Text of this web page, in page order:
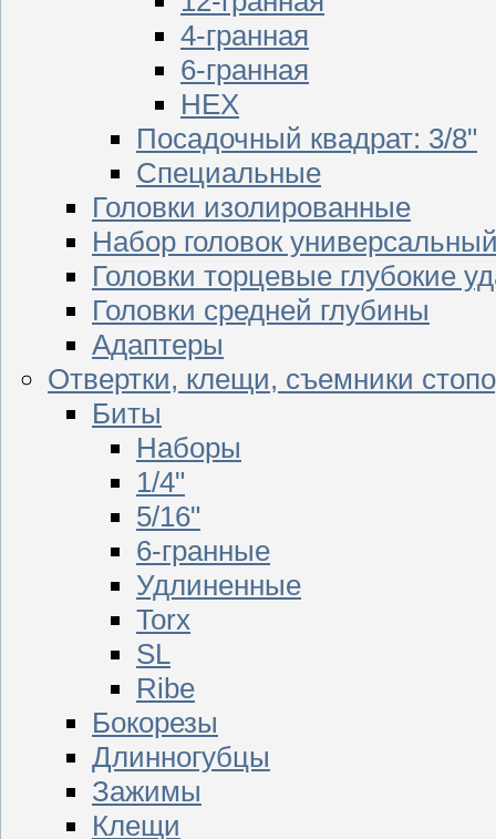
4-гранная
6-гранная
HEX
Посадочный квадрат: 3/8"
Специальные
Головки изолированные
Набор головок
Головки торцевые глубокие
Головки средней глубины
Адаптеры
Отвертки, клещи, съемники
Биты
Наборы
1/4"
5/16"
6-гранные
Удлиненные
Torx
SL
Ribe
Бокорезы
Длинногубцы
Зажимы
Клещи